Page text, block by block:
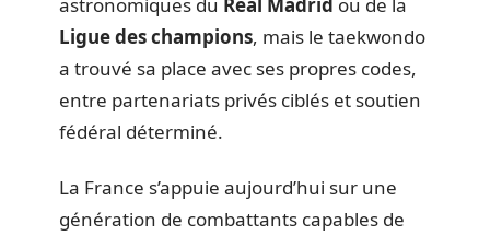
Ligue des champions, mais le taekwondo
a trouvé sa place avec ses propres codes,
entre partenariats privés ciblés et soutien
fédéral déterminé.
La France s’appuie aujourd’hui sur une
génération de combattants capables de